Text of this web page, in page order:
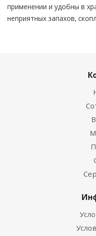
применении и удобны в
неприятных запахов,